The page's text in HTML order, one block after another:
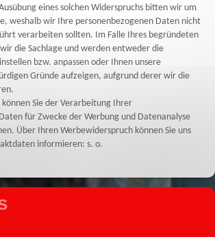
eines solchen Widerspruchs bitten wir um
weshalb wir Ihre personenbezogenen Daten nicht
verarbeiten sollten. Im Falle Ihres begründeten
die Sachlage und werden entweder die
bzw. anpassen oder Ihnen unsere
Gründe aufzeigen, aufgrund derer wir die
können Sie der Verarbeitung Ihrer
für Zwecke der Werbung und Datenanalyse
Über Ihren Werbewiderspruch können Sie uns
informieren: s. o.